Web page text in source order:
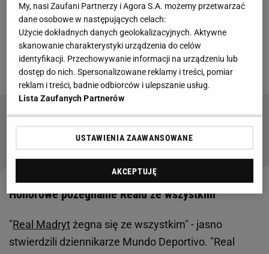
wszystko zmieniła druga żółta kartka dla Camavingi
z 87. minuty.Wtedy Bawarczycy przechylili szalę
zwycięstwa na swoją stronę. Diaz, Olise, 4:3, Bayern
w półfinale, Real praktycznie kończy sezon.
Pogromcy Barcelony poznali rywala w półfinale
LM. Tak zagrał Arsenal
Honorowe pożegnanie Realu ze wszystkim
"Real Madryt żegna się ze wszystkim" - jasno
stwierdzili dziennikarze Mundo Deportivo. "Real
My, nasi Zaufani Partnerzy i Agora S.A. możemy przetwarzać
dane osobowe w następujących celach:
Użycie dokładnych danych geolokalizacyjnych. Aktywne
skanowanie charakterystyki urządzenia do celów
identyfikacji. Przechowywanie informacji na urządzeniu lub
dostęp do nich. Spersonalizowane reklamy i treści, pomiar
reklam i treści, badnie odbiorców i ulepszanie usług.
Lista Zaufanych Partnerów
USTAWIENIA ZAAWANSOWANE
AKCEPTUJĘ